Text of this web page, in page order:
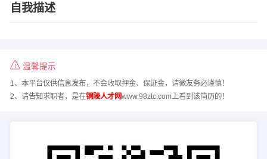
自我描述
温馨提示
1、本平台仅供信息发布，不会收取押金、保证金，请微友务必谨慎！
2、请告知求职者，是在铜陵人才网www.98ztc.com上看到该简历的！